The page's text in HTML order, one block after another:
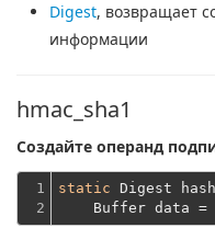
Digest, возвращает
информации
hmac_sha1
Создайте операнд
1
2
static Digest
Buffer data =